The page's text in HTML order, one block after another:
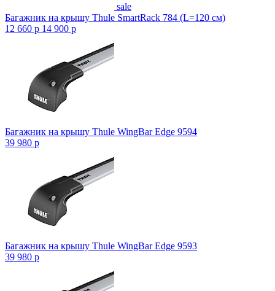
sale
Багажник на крышу Thule SmartRack 784 (L=120 см)
12 660 p 14 900 p
Багажник на крышу Thule WingBar Edge 9594
39 980 p
Багажник на крышу Thule WingBar Edge 9593
39 980 p